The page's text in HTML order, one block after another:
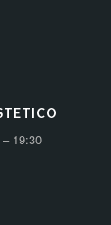
19:30